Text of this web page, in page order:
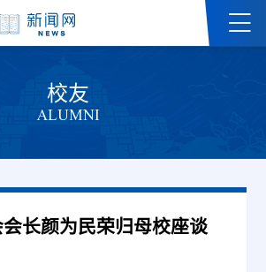
校友
ALUMNI
长颜为民荣归母校座谈